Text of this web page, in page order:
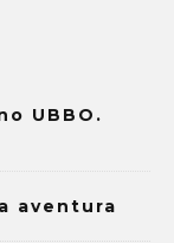
UBBO.
aventura